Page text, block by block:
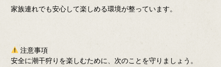
家族連れでも安心して楽しめる環境が整っています。
注意事項
安全に潮干狩りを楽しむために、次のことを守りましょう。